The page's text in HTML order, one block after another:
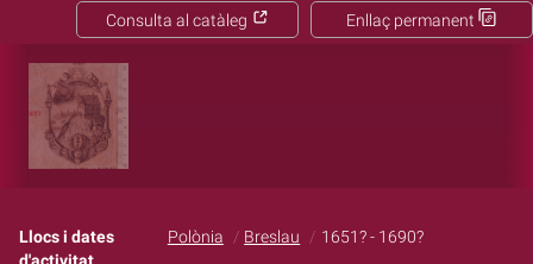
Enllaç permanent
Consulta al catàleg
Llocs i dates
Polònia Breslau 1651? - 1690?